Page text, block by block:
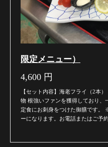
限定メニュー）
4,600 円
【セット内容】海老フライ（2本
物 根強いファンを獲得しており、
定食にお刺身をつけた御膳です。
ーになります。お電話またはご予